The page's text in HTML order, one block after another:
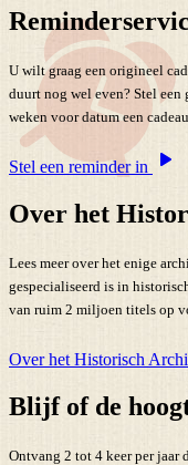
U wilt graag een origineel
duurt nog wel even? Stel
weken voor datum een
Stel een reminder in
Over het
Lees meer over het enige
gespecialiseerd is in
van ruim 2 miljoen titels op
Over het Historisch
Blijf of de
Ontvang 2 tot 4 keer per jaar